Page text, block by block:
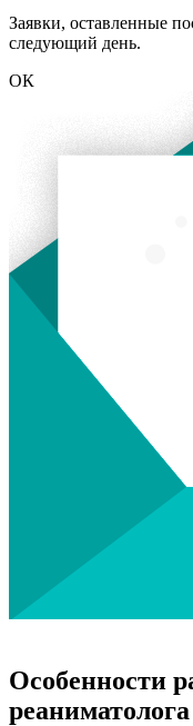
Заявки, оставленные
следующий день.
ОК
Особенности
реаниматолога